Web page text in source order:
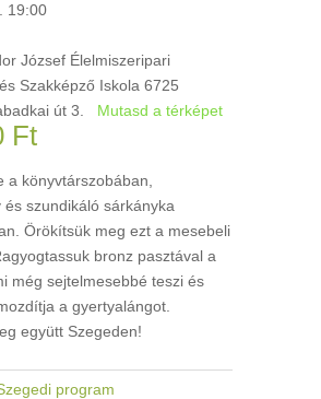
19:00
József Élelmiszeripari
Szakképző Iskola 6725
út 3. Mutasd a térképet
Ft
a könyvtárszobában,
és szundikáló sárkányka
Örökítsük meg ezt a mesebeli
bronz pasztával a
még sejtelmesebbé teszi és
a gyertyalángot.
együtt Szegeden!
program